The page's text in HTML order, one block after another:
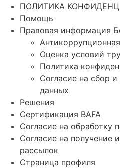
ПОЛИТИКА
Помощь
Правовая информация
Оценка условий
Политика
Согласие на сбор
данных
Решения
Сертификация BAFA
Согласие на обработку
Согласие на получение
рассылок
Страница профиля